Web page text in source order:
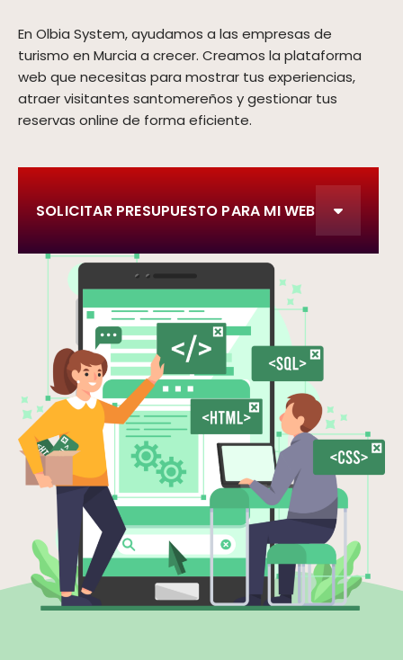
En Olbia System, ayudamos a las empresas de
turismo en Murcia a crecer. Creamos la plataforma
web que necesitas para mostrar tus experiencias,
atraer visitantes santomereños y gestionar tus
reservas online de forma eficiente.
SOLICITAR PRESUPUESTO PARA MI WEB